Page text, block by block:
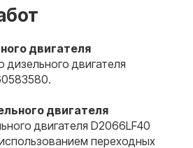
двигателя
двигателя
двигателя
двигателя D2066LF40
переходных